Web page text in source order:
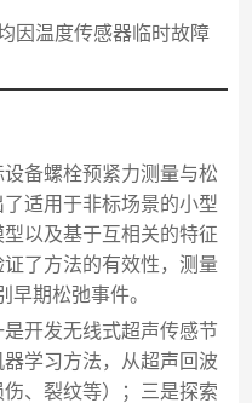
因温度传感器临时故障
备螺栓预紧力测量与松
适用于非标场景的小型
以及基于互相关的特征
了方法的有效性，测量
期松弛事件。
开发无线式超声传感节
学习方法，从超声回波
、裂纹等）；三是探索